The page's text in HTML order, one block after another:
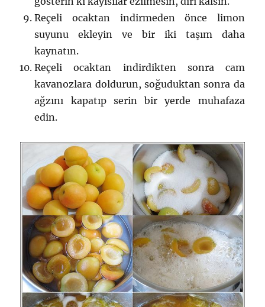
Reçeli ocaktan indirmeden önce limon
suyunu ekleyin ve bir iki taşım daha
kaynatın.
Reçeli ocaktan indirdikten sonra cam
kavanozlara doldurun, soğuduktan sonra da
ağzını kapatıp serin bir yerde muhafaza
edin.